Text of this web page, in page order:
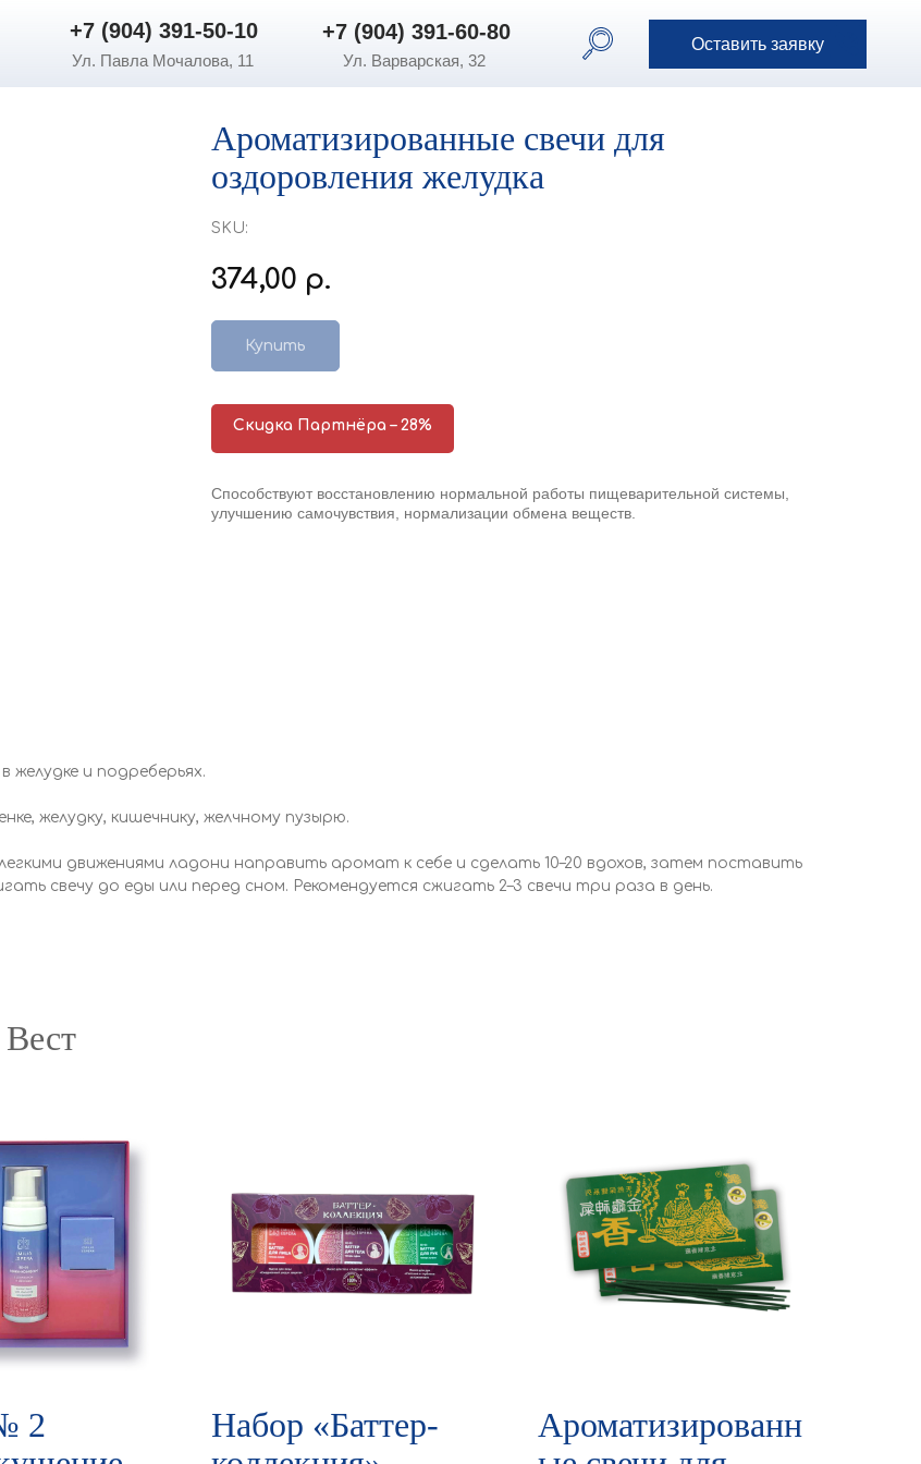
Оставить заявку
Ул. Варварская, 32
Ул. Павла Мочалова, 11
+7 (904) 391-60-80
+7 (904) 391-50-10 Оставить заявку
+7 (904) 391-60-80
+7 (904) 391-50-10
Ароматизированные свечи для
оздоровления желудка
SKU:
374,00 р.
Купить
Скидка Партнёра – 28%
Способствуют восстановлению нормальной работы пищеварительной системы,
улучшению самочувствия, нормализации обмена веществ.
и подреберьях.
желудку, кишечнику, желчному пузырю.
движениями ладони направить аромат к себе и сделать 10–20 вдохов, затем поставить
свечу до еды или перед сном. Рекомендуется сжигать 2–3 свечи три раза в день.
2
Набор «Баттер-
Ароматизированн